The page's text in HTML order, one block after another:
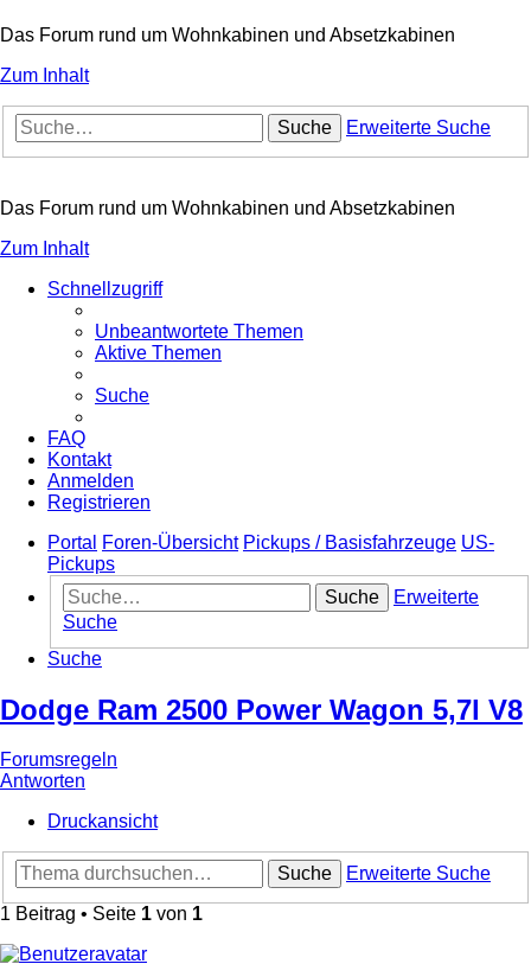
Das Forum rund um Wohnkabinen und Absetzkabinen
Zum Inhalt
Suche Erweiterte Suche
Das Forum rund um Wohnkabinen und Absetzkabinen
Zum Inhalt
Schnellzugriff
Unbeantwortete Themen
Aktive Themen
Suche
FAQ
Kontakt
Anmelden
Registrieren
Portal
Foren-Übersicht Pickups / Basisfahrzeuge US-
Pickups
Suche
Erweiterte
Suche
Suche
Dodge Ram 2500 Power Wagon 5,7l V8
Forumsregeln
Antworten
Druckansicht
Suche
Erweiterte Suche
1 Beitrag • Seite 1 von 1